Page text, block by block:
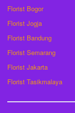
Florist Bogor
Florist Jogja
Florist Bandung
Florist Semarang
Florist Jakarta
Florist Tasikmalaya